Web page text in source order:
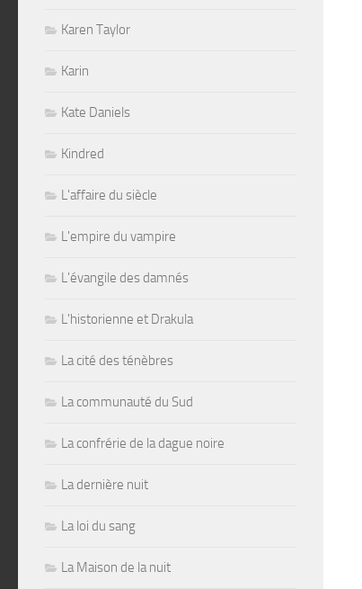
Karen Taylor
Karin
Kate Daniels
Kindred
L'affaire du siècle
L'empire du vampire
L'évangile des damnés
L'historienne et Drakula
La cité des ténèbres
La communauté du Sud
La confrérie de la dague noire
La dernière nuit
La loi du sang
La Maison de la nuit